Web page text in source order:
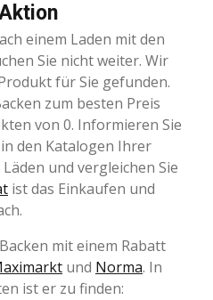
einem Laden mit den
Sie nicht weiter. Wir
für Sie gefunden.
zum besten Preis
von 0. Informieren Sie
den Katalogen Ihrer
und vergleichen Sie
ist das Einkaufen und
mit einem Rabatt
und Norma. In
ist er zu finden: